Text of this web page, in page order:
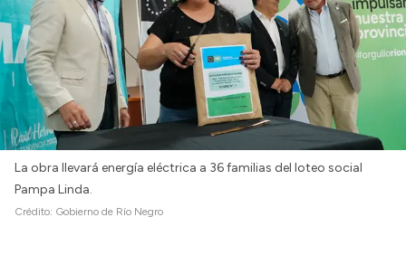
La obra llevará energía eléctrica a 36 familias del loteo social
Pampa Linda.
Crédito: Gobierno de Río Negro